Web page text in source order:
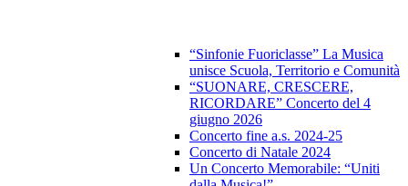
“Sinfonie Fuoriclasse” La Musica
unisce Scuola, Territorio e Comunità
“SUONARE, CRESCERE,
RICORDARE” Concerto del 4
giugno 2026
Concerto fine a.s. 2024-25
Concerto di Natale 2024
Un Concerto Memorabile: “Uniti